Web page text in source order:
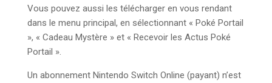
Vous pouvez aussi les télécharger en vous rendant
dans le menu principal, en sélectionnant « Poké Portail
», « Cadeau Mystère » et « Recevoir les Actus Poké
Portail ».
Un abonnement Nintendo Switch Online (payant) n’est